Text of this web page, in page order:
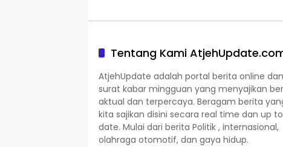
Tentang Kami
AtjehUpdate adalah portal berita online dan
surat kabar mingguan yang menyajikan
aktual dan terpercaya. Beragam berita
kita sajikan disini secara real time dan up to
date. Mulai dari berita Politik , internasional,
olahraga otomotif, dan gaya hidup.